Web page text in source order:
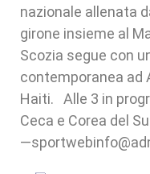
nazionale allenata
girone insieme al
Scozia segue con
contemporanea ad
Haiti. Alle 3 in
Ceca e Corea del